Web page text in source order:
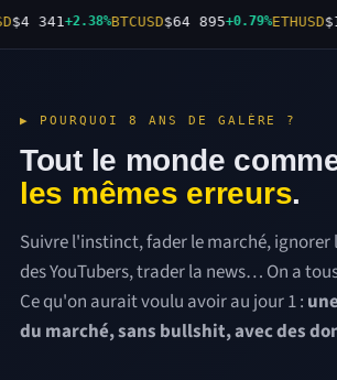
$4 341+2.38%BTCUSD$64 895+0.79%ETHUSD
▶ POURQUOI 8 ANS DE GALÈRE ?
Tout le monde
les mêmes erreurs.
Suivre l'instinct, fader le marché, ignorer
des YouTubers, trader la news… On a
Ce qu'on aurait voulu avoir au jour 1 :
du marché, sans bullshit, avec des